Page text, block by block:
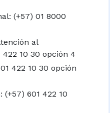
(+57) 01 8000
al
422 10 30 opción 4
422 10 30 opción
601 422 10